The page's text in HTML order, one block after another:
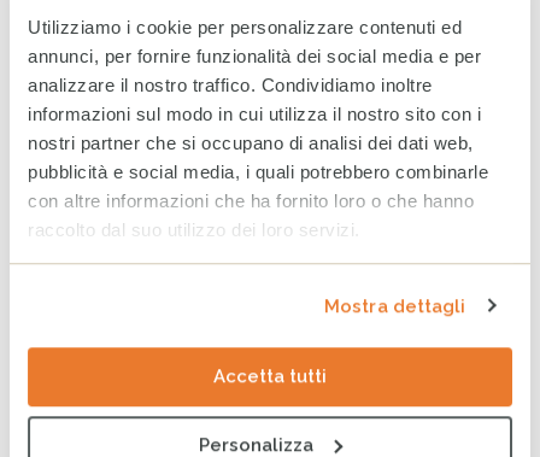
Utilizziamo i cookie per personalizzare contenuti ed
annunci, per fornire funzionalità dei social media e per
analizzare il nostro traffico. Condividiamo inoltre
informazioni sul modo in cui utilizza il nostro sito con i
nostri partner che si occupano di analisi dei dati web,
pubblicità e social media, i quali potrebbero combinarle
con altre informazioni che ha fornito loro o che hanno
raccolto dal suo utilizzo dei loro servizi.
Mostra dettagli
Accetta tutti
Personalizza
genere può contribuire alla resilienza climatica e
all’obiettivo Fame Zero